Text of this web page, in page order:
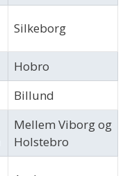
Silkeborg
Hobro
Billund
Mellem Viborg og
Holstebro